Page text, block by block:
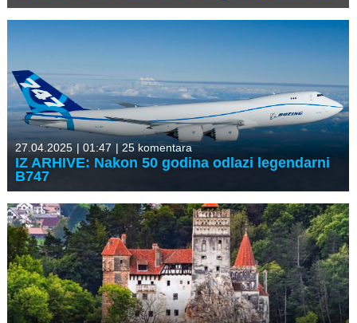
27.04.2025 | 01:47 | 25 komentara
IZ ARHIVE: Nakon 50 godina odlazi legendarni
B747